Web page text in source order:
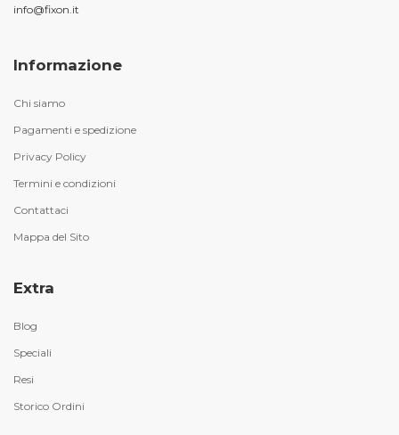
info@fixon.it
Informazione
Chi siamo
Pagamenti e spedizione
Privacy Policy
Termini e condizioni
Contattaci
Mappa del Sito
Extra
Blog
Speciali
Resi
Storico Ordini